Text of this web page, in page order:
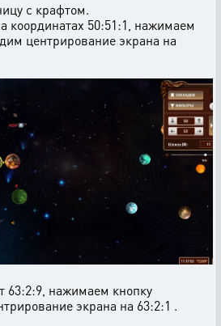
с крафтом.
координатах 50:51:1, нажимаем
центрирование экрана на
63:2:9, нажимаем кнопку
экрана на 63:2:1 .